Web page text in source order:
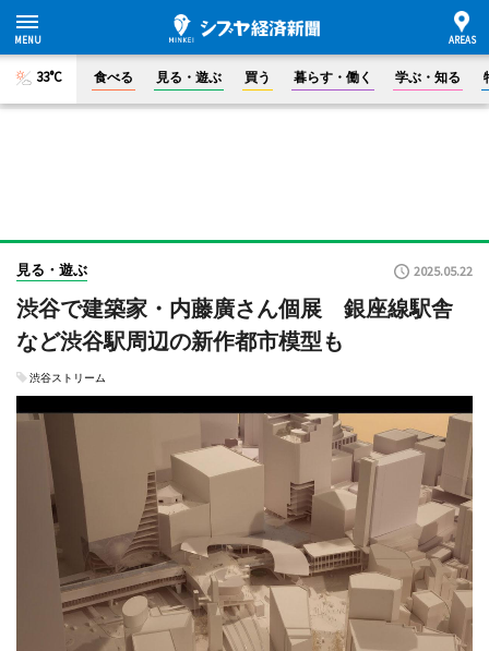
33°C 食べる 見る・遊ぶ 買う 暮らす・働く 学ぶ・知る
見る・遊ぶ 2025.05.22
渋谷で建築家・内藤廣さん個展 銀座線駅舎
など渋谷駅周辺の新作都市模型も
渋谷ストリーム